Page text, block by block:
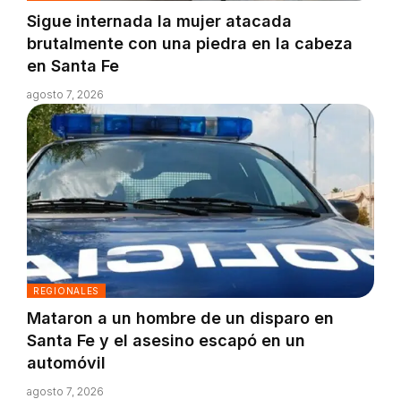
Sigue internada la mujer atacada
brutalmente con una piedra en la cabeza
en Santa Fe
agosto 7, 2026
REGIONALES
Mataron a un hombre de un disparo en
Santa Fe y el asesino escapó en un
automóvil
agosto 7, 2026